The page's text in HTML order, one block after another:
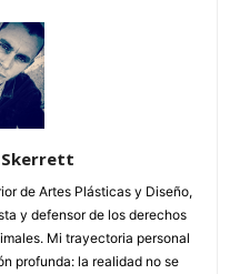
Skerrett
de Artes Plásticas y Diseño,
y defensor de los derechos
Mi trayectoria personal
profunda: la realidad no se